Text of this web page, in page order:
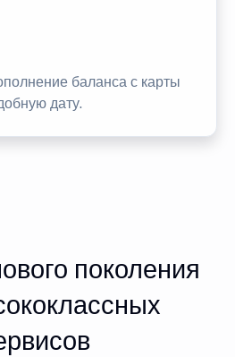
баланса с карты
дату.
поколения